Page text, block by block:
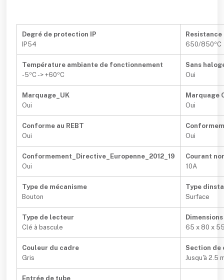
Degré de protection IP
IP54
650/850ºC
Température ambiante de fonctionnement
-5ºC -> +60ºC
Sans
Oui
Marquage_UK
Oui
Marquage
Oui
Conforme au REBT
Oui
Oui
Conformement_Directive_Europenne_2012_19
Oui
Courant
10A
Type de mécanisme
Bouton
Type
Surface
Type de lecteur
Clé à bascule
Dimensions
65 x 80 x
Couleur du cadre
Gris
Section de
Jusqu'à 2.5
Entrée de tube